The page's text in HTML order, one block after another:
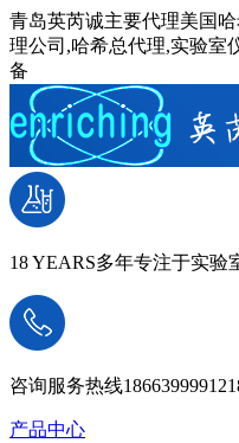
青岛英芮诚主要代理美国
理公司,哈希总代理,实验室
备
18 YEARS多年专注于实验
咨询服务热线18663999912
产品中心